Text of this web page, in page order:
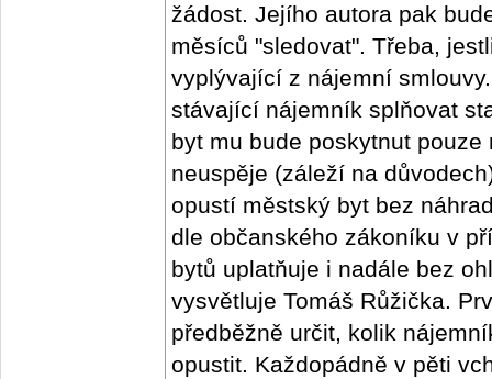
žádost. Jejího autora pak
měsíců "sledovat". Třeba,
vyplývající z nájemní
stávající nájemník splňovat
byt mu bude poskytnut
neuspěje (záleží na
opustí městský byt bez
dle občanského zákoníku v
bytů uplatňuje i nadále bez
vysvětluje Tomáš Růžička.
předběžně určit, kolik
opustit. Každopádně v pěti